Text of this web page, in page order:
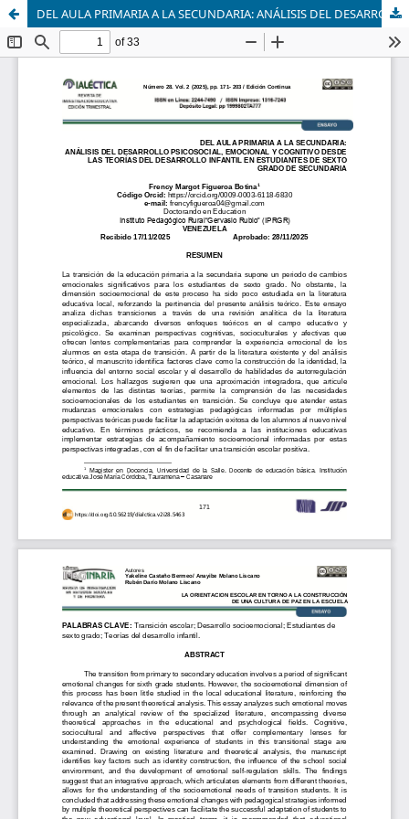
DEL AULA PRIMARIA A LA SECUNDARIA: ANÁLISIS DEL DESARROLLO PSICOSOCIAL, EMOCIONAL Y COGNITIVO DESDE LAS TEORÍAS DEL DESARROLLO INFANTIL EN ESTUDIANTES DE SEXTO GRADO DE SECUNDARIA